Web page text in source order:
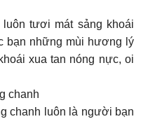
tươi mát sảng khoái
bạn những mùi hương lý
xua tan nóng nực, oi
chanh
chanh luôn là người bạn